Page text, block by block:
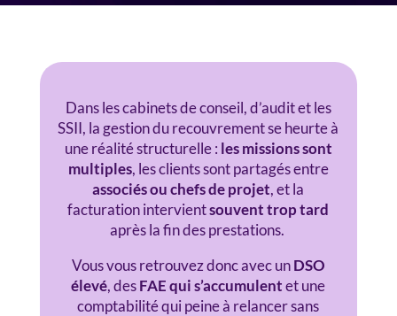
Dans les cabinets de conseil, d’audit et les
SSII, la gestion du recouvrement se heurte à
une réalité structurelle : les missions sont
multiples, les clients sont partagés entre
associés ou chefs de projet, et la
facturation intervientsouvent trop tard
après la fin des prestations.
Vous vous retrouvez donc avec unDSO
élevé, desFAEqui s’accumulentet une
comptabilité qui peine à relancer sans